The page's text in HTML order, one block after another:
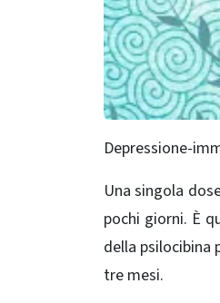
Depressione-
Una singola
pochi giorni. È
della psilocibina
tre mesi.